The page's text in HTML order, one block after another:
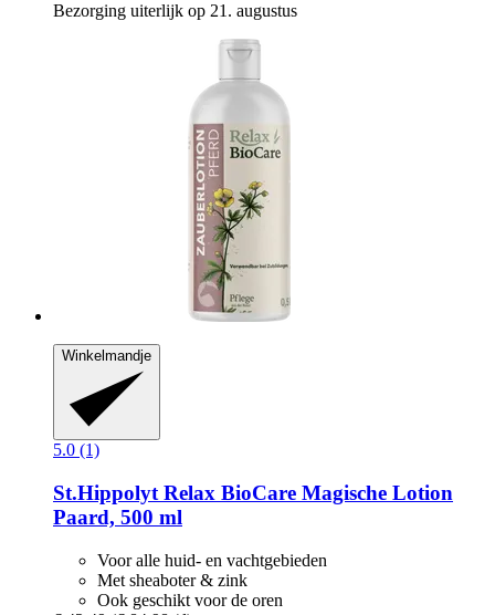
Bezorging uiterlijk op 21. augustus
Winkelmandje
5.0 (1)
St.Hippolyt Relax BioCare Magische Lotion
Paard, 500 ml
Voor alle huid- en vachtgebieden
Met sheaboter & zink
Ook geschikt voor de oren